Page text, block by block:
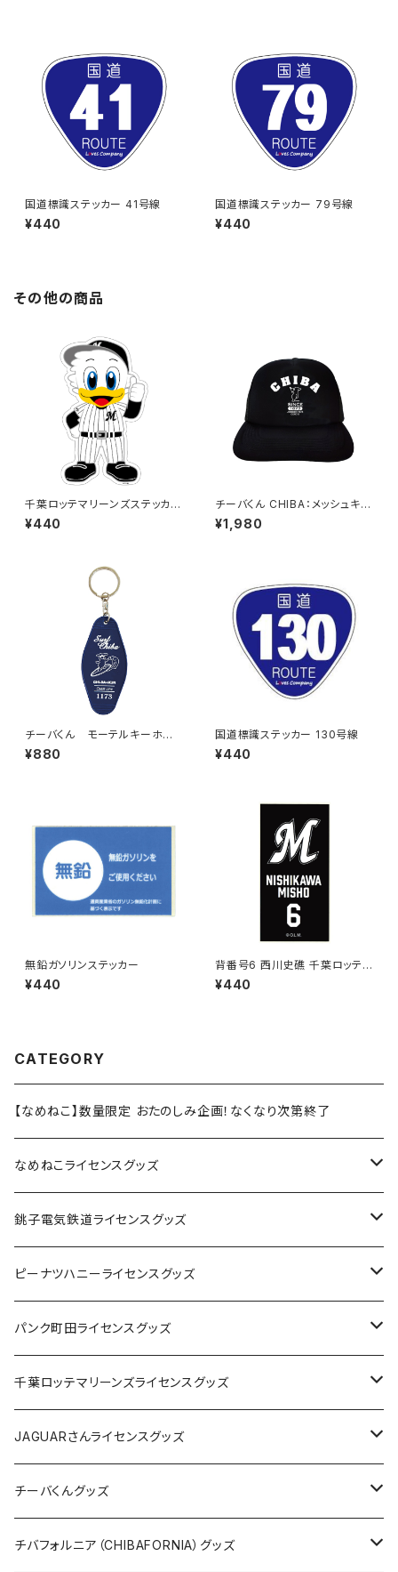
国道標識ステッカー 41号線
¥440
国道標識ステッカー 79号線
¥440
その他の商品
千葉ロッテマリーンズステッカー
13
¥440
チーバくん CHIBA：メッシュキャ
ップ（ブラック）
¥1,980
チーバくん モーテルキーホル
ダー design3
¥880
国道標識ステッカー 130号線
¥440
無鉛ガソリンステッカー
¥440
背番号6 西川史礁 千葉ロッテマ
リーンズ 選手ステッカー（ブラッ
クB)
¥440
CATEGORY
【なめねこ】数量限定 おたのしみ企画！なくなり次第終了
なめねこライセンスグッズ
Tシャツ
キャップ
ステッカー
缶バッジ
ホテルキーホルダー
銚子電気鉄道ライセンスグッズ
ステッカー
缶バッジ
アクリルキーホルダー
ホテルキーホルダー
クリアファイル
Tシャツ
ピーナツハニーライセンスグッズ
Tシャツ
キャップ
バッグ
ステッカー
缶バッジ
パンク町田ライセンスグッズ
Tシャツ
キャップ
バッグ
ステッカー
千葉ロッテマリーンズライセンスグッズ
ステッカー
ステッカー
ステッカー大
缶バッジ
缶バッジ32mm
エコバッグ
JAGUARさんライセンスグッズ
Tシャツ
ステッカー
チーバくんグッズ
Tシャツ
チバフォルニア（CHIBAFORNIA）グッズ